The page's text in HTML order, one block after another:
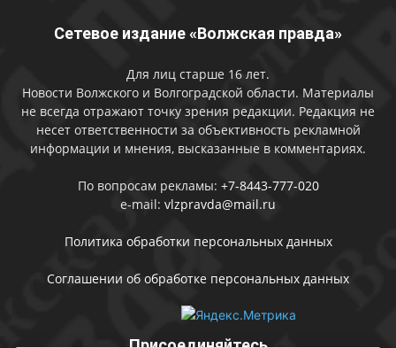
Сетевое издание «Волжская правда»
Для лиц старше 16 лет.
Новости Волжского и Волгоградской области. Материалы
не всегда отражают точку зрения редакции. Редакция не
несет ответственности за объективность рекламной
информации и мнения, высказанные в комментариях.
По вопросам рекламы: +7-8443-777-020
e-mail: vlzpravda@mail.ru
Политика обработки персональных данных
Соглашении об обработке персональных данных